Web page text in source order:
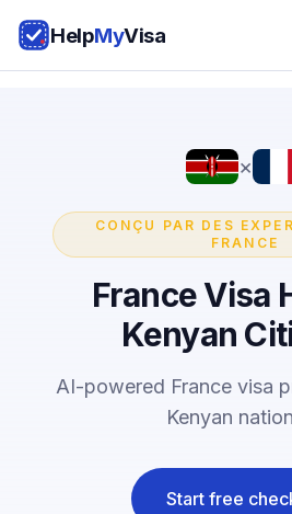
HelpMyVisa
×
CONÇU PAR DES
FRANCE
France Visa
Kenyan
AI-powered France visa
Kenyan
Start free